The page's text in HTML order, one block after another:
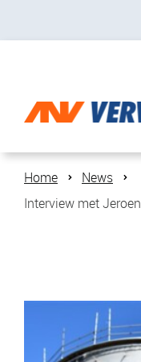
Home
News
Interview met